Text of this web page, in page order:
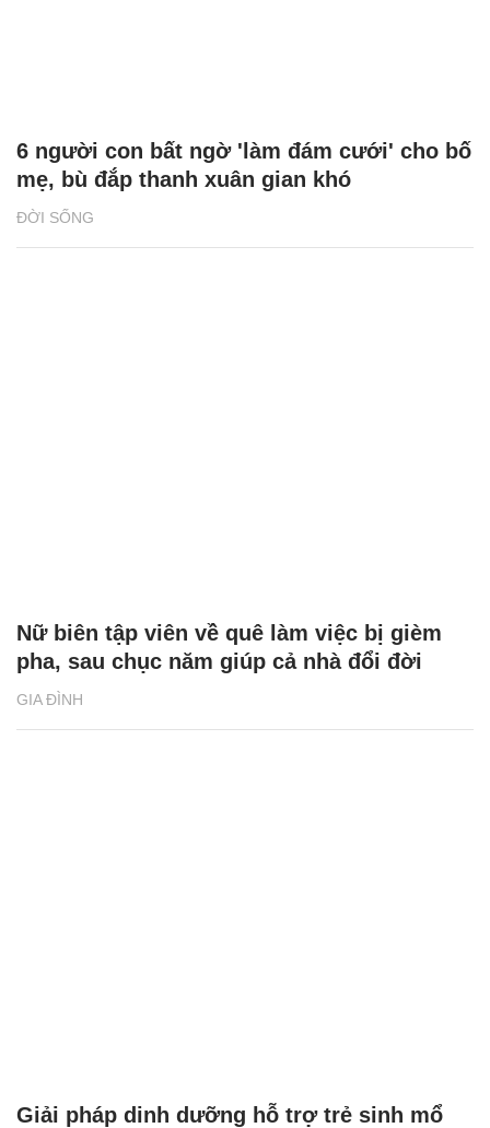
ĐỜI SỐNG
6 người con bất ngờ 'làm đám cưới' cho bố
mẹ, bù đắp thanh xuân gian khó
GIA ĐÌNH
Nữ biên tập viên về quê làm việc bị gièm
pha, sau chục năm giúp cả nhà đổi đời
Giải pháp dinh dưỡng hỗ trợ trẻ sinh mổ